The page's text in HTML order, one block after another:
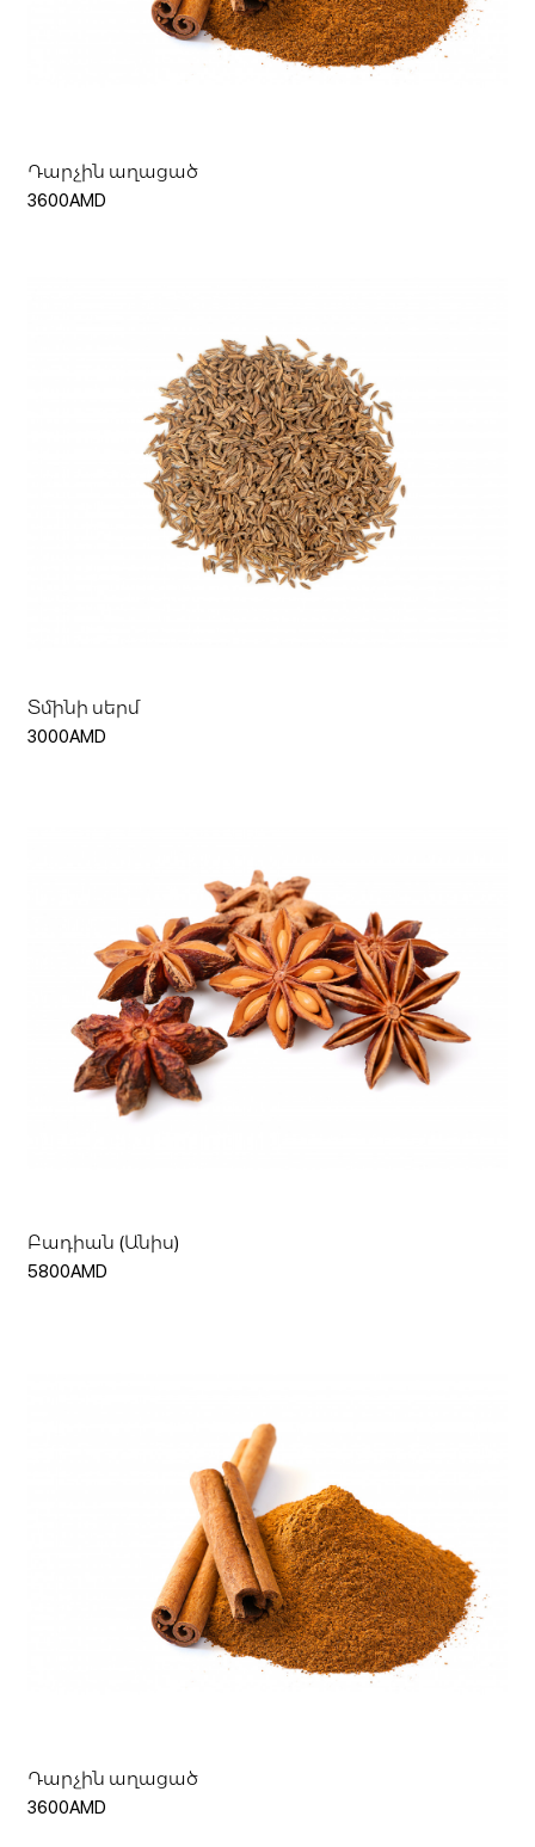
Դարչին աղացած
3600AMD
Ավելացնել զամբյուղ
Տմինի սերմ
3000AMD
Ավելացնել զամբյուղ
Բադիան (Անիս)
5800AMD
Դարչին աղացած
3600AMD
Ավելացնել զամբյուղ